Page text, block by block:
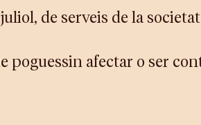
de serveis de la
poguessin afectar o ser